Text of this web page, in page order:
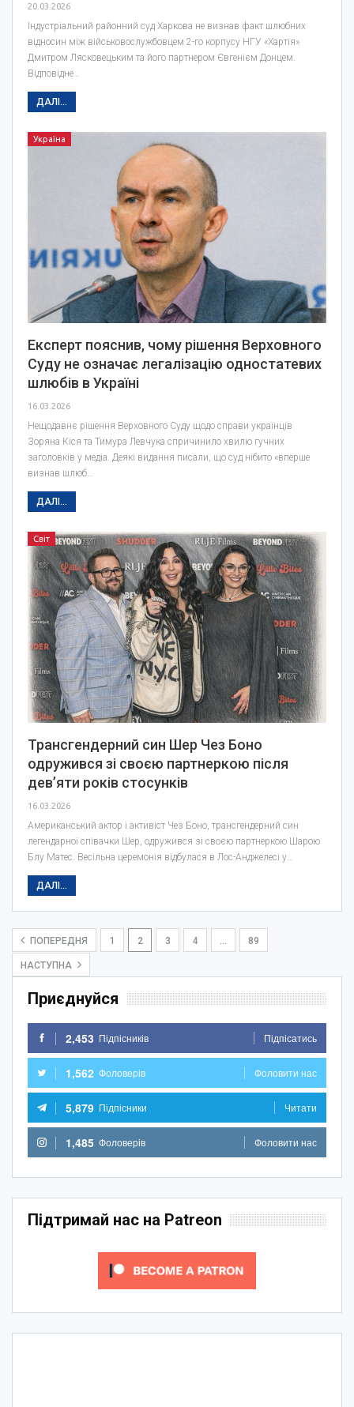
20.03.2026
Індустріальний районний суд Харкова не визнав факт шлюбних
відносин між військовослужбовцем 2-го корпусу НГУ «Хартія»
Дмитром Лясковецьким та його партнером Євгенієм Донцем.
Відповідне…
ДАЛІ...
Україна
Експерт пояснив, чому рішення Верховного
Суду не означає легалізацію одностатевих
шлюбів в Україні
16.03.2026
Нещодавнє рішення Верховного Суду щодо справи українців
Зоряна Кіся та Тимура Левчука спричинило хвилю гучних
заголовків у медіа. Деякі видання писали, що суд нібито «вперше
визнав шлюб…
ДАЛІ...
Світ
Трансгендерний син Шер Чез Боно
одружився зі своєю партнеркою після
дев’яти років стосунків
16.03.2026
Американський актор і активіст Чез Боно, трансгендерний син
легендарної співачки Шер, одружився зі своєю партнеркою Шарою
Блу Матес. Весільна церемонія відбулася в Лос-Анджелесі у…
ДАЛІ...
ПОПЕРЕДНЯ 1 2 3 4 89
НАСТУПНА
Приєднуйся
2,453 Підпісників Підпісатись
1,562 Фоловерів Фоловити нас
5,879 Підпісники Читати
1,485 Фоловерів Фоловити нас
Підтримай нас на Patreon